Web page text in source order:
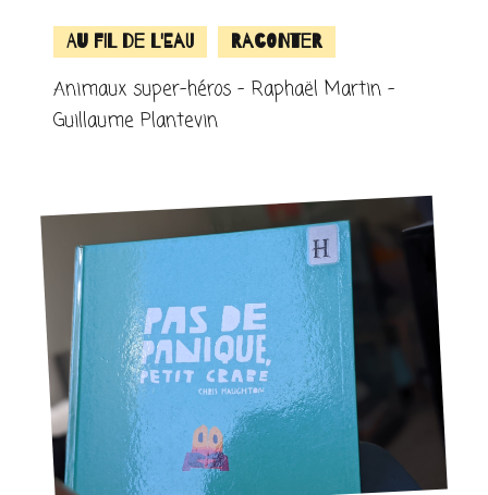
Au fil de l'eau Raconter
Animaux super-héros – Raphaël Martin –
Guillaume Plantevin